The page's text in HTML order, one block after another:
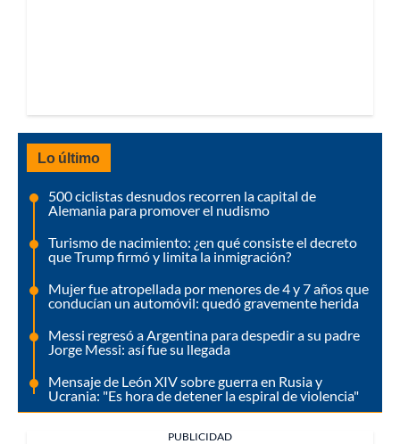
Lo último
500 ciclistas desnudos recorren la capital de
Alemania para promover el nudismo
Turismo de nacimiento: ¿en qué consiste el decreto
que Trump firmó y limita la inmigración?
Mujer fue atropellada por menores de 4 y 7 años que
conducían un automóvil: quedó gravemente herida
Messi regresó a Argentina para despedir a su padre
Jorge Messi: así fue su llegada
Mensaje de León XIV sobre guerra en Rusia y
Ucrania: "Es hora de detener la espiral de violencia"
PUBLICIDAD